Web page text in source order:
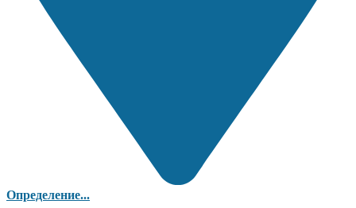
Определение...